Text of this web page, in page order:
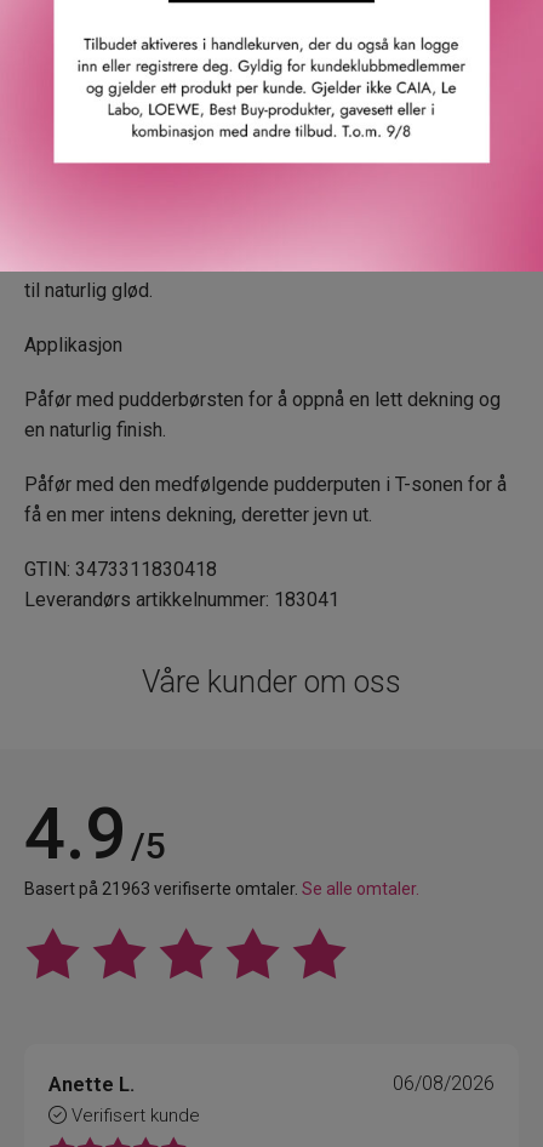
• «Three-Butters»-komplekset, som er en unik blanding av
tre ultramyknende, plantebaserte smørtyper: Kakaosmør,
Mangosmør og Cupuaçus-smør myker huden, motvirker
til naturlig glød.
Applikasjon
Påfør med pudderbørsten for å oppnå en lett dekning og
en naturlig finish.
Påfør med den medfølgende pudderputen i T-sonen for å
få en mer intens dekning, deretter jevn ut.
GTIN: 3473311830418
Leverandørs artikkelnummer: 183041
Våre kunder om oss
4.9 /5
Basert på 21963 verifiserte omtaler. Se alle omtaler.
Anette L.
Verifisert kunde
06/08/2026